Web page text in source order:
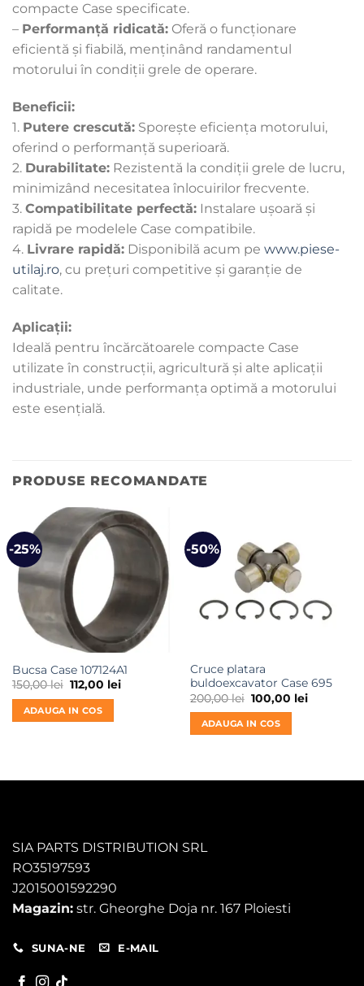
compacte Case specificate.
– Performanță ridicată: Oferă o funcționare
eficientă și fiabilă, menținând randamentul
motorului în condiții grele de operare.
Beneficii:
1. Putere crescută: Sporește eficiența motorului,
oferind o performanță superioară.
2. Durabilitate: Rezistentă la condiții grele de lucru,
minimizând necesitatea înlocuirilor frecvente.
3. Compatibilitate perfectă: Instalare ușoară și
rapidă pe modelele Case compatibile.
4. Livrare rapidă: Disponibilă acum pe www.piese-
utilaj.ro, cu prețuri competitive și garanție de
calitate.
Aplicații:
Ideală pentru încărcătoarele compacte Case
utilizate în construcții, agricultură și alte aplicații
industriale, unde performanța optimă a motorului
este esențială.
PRODUSE RECOMANDATE
-25%
Bucsa Case 107124A1
150,00lei Prețul
inițial
a
fost:
150,00 lei.
112,00 leiPrețul
ADAUGA IN COS
-50%
Cruce platara
buldoexcavator Case 695
200,00lei Prețul
inițial
a
fost:
200,00 lei.
100,00 leiPrețul
ADAUGA IN COS
SIA PARTS DISTRIBUTION SRL
RO35197593
J2015001592290
Magazin: str. Gheorghe Doja nr. 167 Ploiesti
SUNA-NE E-MAIL